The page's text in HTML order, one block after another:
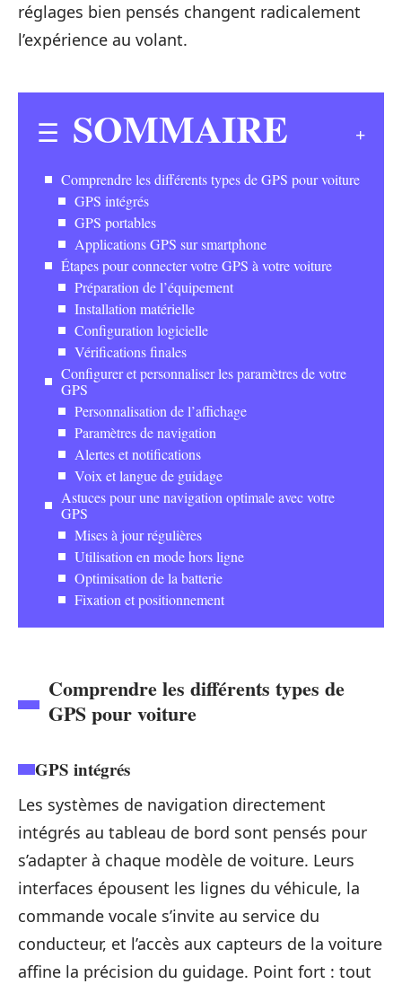
réglages bien pensés changent radicalement
l’expérience au volant.
SOMMAIRE
Comprendre les différents types de GPS pour voiture
GPS intégrés
GPS portables
Applications GPS sur smartphone
Étapes pour connecter votre GPS à votre voiture
Préparation de l’équipement
Installation matérielle
Configuration logicielle
Vérifications finales
Configurer et personnaliser les paramètres de votre
GPS
Personnalisation de l’affichage
Paramètres de navigation
Alertes et notifications
Voix et langue de guidage
Astuces pour une navigation optimale avec votre
GPS
Mises à jour régulières
Utilisation en mode hors ligne
Optimisation de la batterie
Fixation et positionnement
Comprendre les différents types de
GPS pour voiture
GPS intégrés
Les systèmes de navigation directement
intégrés au tableau de bord sont pensés pour
s’adapter à chaque modèle de voiture. Leurs
interfaces épousent les lignes du véhicule, la
commande vocale s’invite au service du
conducteur, et l’accès aux capteurs de la voiture
affine la précision du guidage. Point fort : tout